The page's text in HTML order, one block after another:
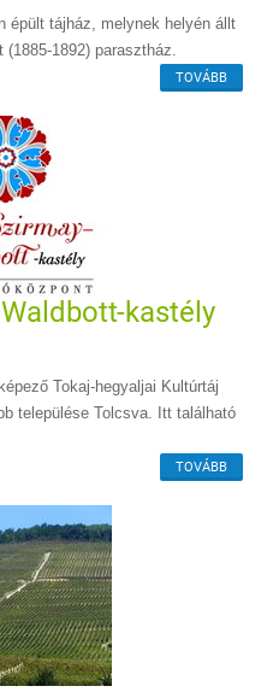
épült tájház, melynek helyén állt
1892) parasztház.
TOVÁBB
kastély
Tokaj-hegyaljai Kultúrtáj
települése Tolcsva. Itt található
TOVÁBB